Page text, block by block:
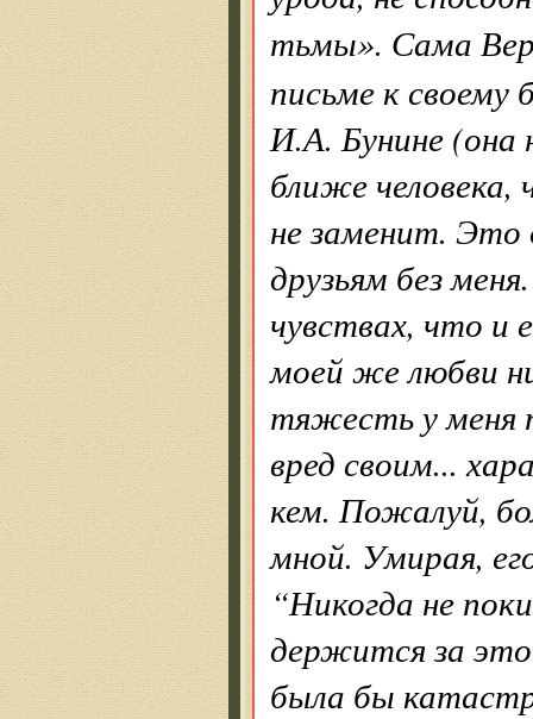
тьмы». Сама
письме к
И.А. Бунине (она
ближе человека,
не заменит. Это
друзьям без
чувствах, что и
моей же любви
тяжесть у меня
вред своим...
кем. Пожалуй,
мной. Умирая,
“Никогда не
держится за
была бы